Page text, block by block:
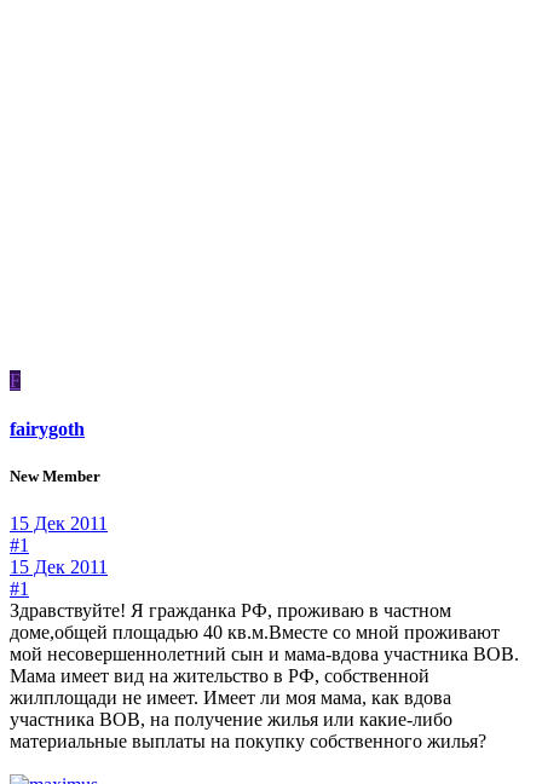
F
fairygoth
New Member
15 Дек 2011
#1
15 Дек 2011
#1
Здравствуйте! Я гражданка РФ, проживаю в частном
доме,общей площадью 40 кв.м.Вместе со мной проживают
мой несовершеннолетний сын и мама-вдова участника ВОВ.
Мама имеет вид на жительство в РФ, собственной
жилплощади не имеет. Имеет ли моя мама, как вдова
участника ВОВ, на получение жилья или какие-либо
материальные выплаты на покупку собственного жилья?